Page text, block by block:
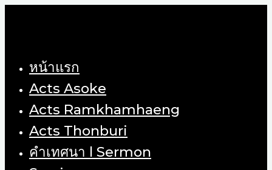
หน้าแรก
Acts Asoke
Acts Ramkhamhaeng
Acts Thonburi
คำเทศนา l Sermon